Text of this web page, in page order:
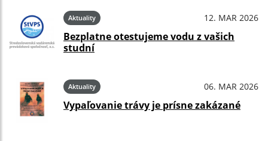
Aktuality 12. MAR 2026
Bezplatne otestujeme vodu z vašich
studní
Aktuality 06. MAR 2026
Vypaľovanie trávy je prísne zakázané